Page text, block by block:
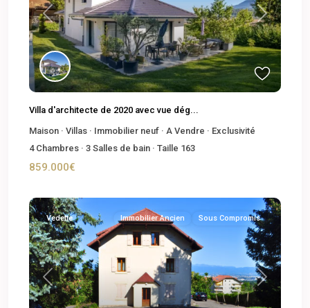
Previous Next
Villa d'architecte de 2020 avec vue dég...
Maison · Villas · Immobilier neuf · A Vendre · Exclusivité
4Chambres · 3 Salles de bain · Taille 163
859.000€
Previous Next
Vedette Immobilier Ancien Sous Compromis